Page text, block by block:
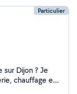
Particulier
chauffage et